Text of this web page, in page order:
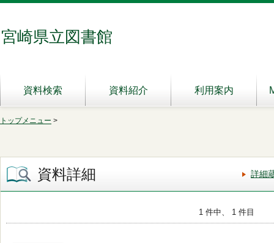
宮崎県立図書館
資料検索 資料紹介 利用案内
トップメニュー >
資料詳細 詳細
1 件中、 1 件目